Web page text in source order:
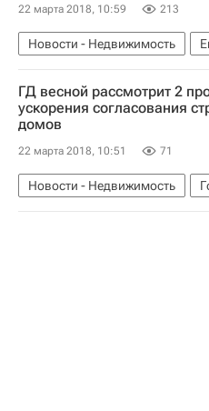
22 марта 2018, 10:59 213
Новости - Недвижимость
Снос
Недвижимость
ГД весной рассмотрит 2
ускорения согласования
домов
22 марта 2018, 10:51 71
Новости - Недвижимость
Законодательство